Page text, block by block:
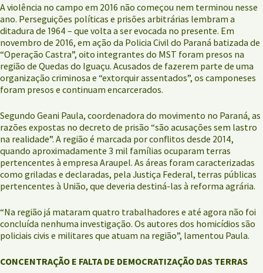
A violência no campo em 2016 não começou nem terminou nesse
ano. Perseguições políticas e prisões arbitrárias lembram a
ditadura de 1964 – que volta a ser evocada no presente. Em
novembro de 2016, em ação da Policia Civil do Paraná batizada de
“Operação Castra”, oito integrantes do MST foram presos na
região de Quedas do Iguaçu. Acusados de fazerem parte de uma
organização criminosa e “extorquir assentados”, os camponeses
foram presos e continuam encarcerados.
Segundo Geani Paula, coordenadora do movimento no Paraná, as
razões expostas no decreto de prisão “são acusações sem lastro
na realidade”. A região é marcada por conflitos desde 2014,
quando aproximadamente 3 mil famílias ocuparam terras
pertencentes à empresa Araupel. As áreas foram caracterizadas
como griladas e declaradas, pela Justiça Federal, terras públicas
pertencentes à União, que deveria destiná-las à reforma agrária.
“Na região já mataram quatro trabalhadores e até agora não foi
concluída nenhuma investigação. Os autores dos homicídios são
policiais civis e militares que atuam na região”, lamentou Paula.
CONCENTRAÇÃO E FALTA DE DEMOCRATIZAÇÃO DAS TERRAS